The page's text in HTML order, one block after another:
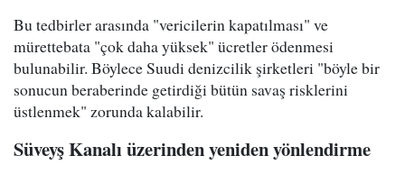
Bu tedbirler arasında "vericilerin kapatılması" ve
mürettebata "çok daha yüksek" ücretler ödenmesi
bulunabilir. Böylece Suudi denizcilik şirketleri "böyle bir
sonucun beraberinde getirdiği bütün savaş risklerini
üstlenmek" zorunda kalabilir.
Süveyş Kanalı üzerinden yeniden yönlendirme